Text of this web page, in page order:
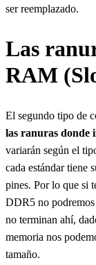
ser reemplazado.
Las
RAM
El segundo tipo de
las ranuras donde
variarán según el
cada estándar tiene
pines. Por lo que si
DDR5 no
no terminan ahí,
memoria nos
tamaño.